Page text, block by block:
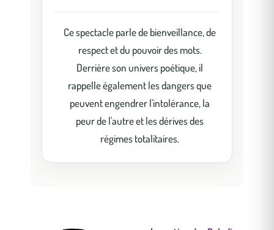
Ce spectacle parle de bienveillance, de
respect et du pouvoir des mots.
Derrière son univers poétique, il
rappelle également les dangers que
peuvent engendrer l'intolérance, la
peur de l'autre et les dérives des
régimes totalitaires.